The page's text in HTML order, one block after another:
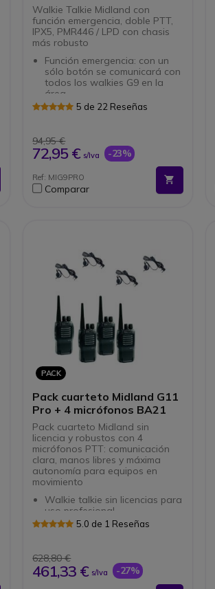
Walkie Talkie Midland con
función emergencia, doble PTT,
IPX5, PMR446 / LPD con chasis
más robusto
Función emergencia: con un
sólo botón se comunicará con
todos los walkies G9 en la
área.
Función: Vox
Aviso por vibración
Función escáner.
Totalmente Waterproof
Función fuera de cobertura
Conexión 2 pins Midland
5 de 22 Reseñas
94,95 €
72,95 € s/Iva -23%
Ref: MIG9PRO
Comparar
PACK
Pack cuarteto Midland G11
Pro + 4 micrófonos BA21
Pack cuarteto Midland sin
licencia y robustos con 4
micrófonos PTT: comunicación
clara, manos libres y máxima
autonomía para equipos en
movimiento
Walkie talkie sin licencias para
uso profesional
8 canales PMR446 estándar
ajustable
Con PTT
Ergonómico y cómodo
5.0 de 1 Reseñas
628,80 €
461,33 € s/Iva -27%